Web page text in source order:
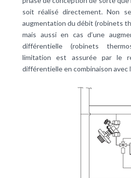
soit réalisé directement. Non
augmentation du débit (robinets
mais aussi en cas d’une
différentielle (robinets
limitation est assurée par le
différentielle en combinaison avec